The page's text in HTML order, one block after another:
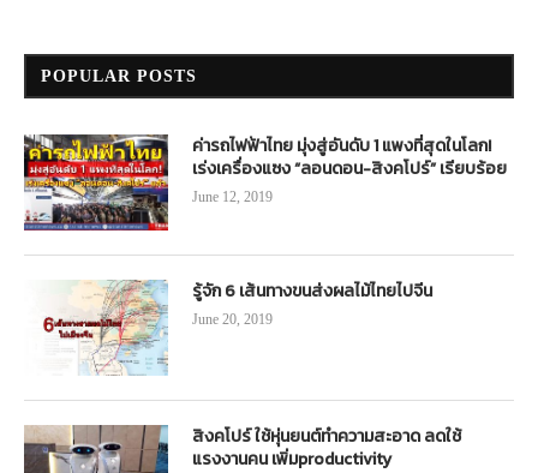
POPULAR POSTS
ค่ารถไฟฟ้าไทย มุ่งสู่อันดับ 1 แพงที่สุดในโลก!
เร่งเครื่องแซง “ลอนดอน-สิงคโปร์” เรียบร้อย
June 12, 2019
รู้จัก 6 เส้นทางขนส่งผลไม้ไทยไปจีน
June 20, 2019
สิงคโปร์ ใช้หุ่นยนต์ทำความสะอาด ลดใช้
แรงงานคน เพิ่มproductivity